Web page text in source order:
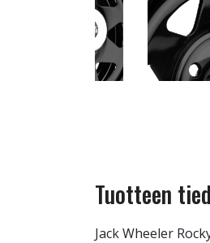
Tuotteen
Jack Wheeler